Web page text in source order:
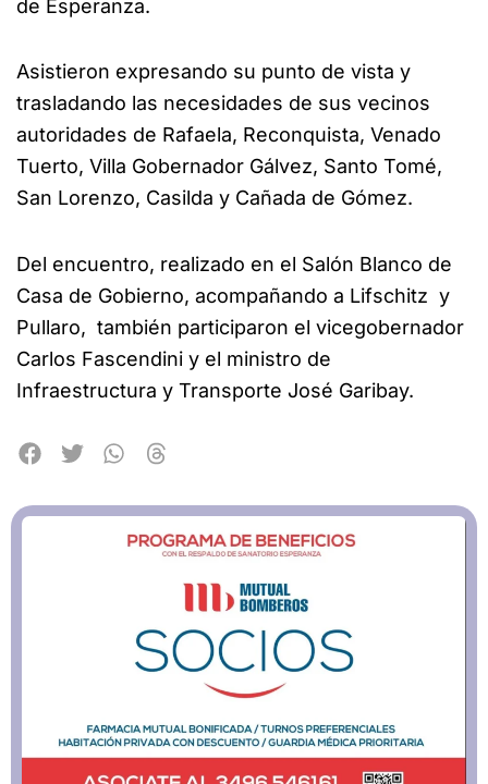
de Esperanza.
Asistieron expresando su punto de vista y
trasladando las necesidades de sus vecinos
autoridades de Rafaela, Reconquista, Venado
Tuerto, Villa Gobernador Gálvez, Santo Tomé,
San Lorenzo, Casilda y Cañada de Gómez.
Del encuentro, realizado en el Salón Blanco de
Casa de Gobierno, acompañando a Lifschitz y
Pullaro, también participaron el vicegobernador
Carlos Fascendini y el ministro de
Infraestructura y Transporte José Garibay.